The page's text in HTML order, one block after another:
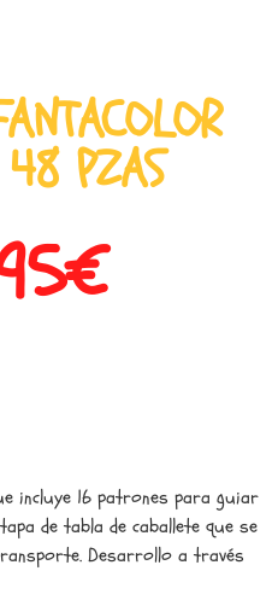
PZAS
€
incluye 16 patrones para guiar
de tabla de caballete que se
Desarrollo a través